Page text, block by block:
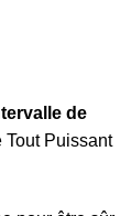
de
Tout Puissant